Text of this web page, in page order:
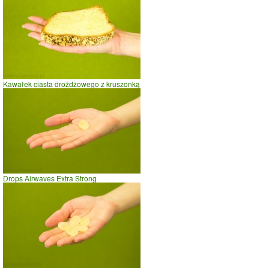
Kawałek ciasta drożdżowego z kruszonką
Drops Airwaves Extra Strong